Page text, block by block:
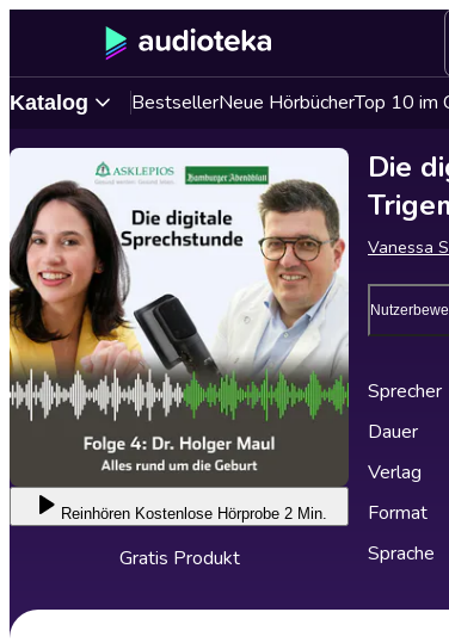
Katalog BestsellerNeue HörbücherTop 10 im
Reinhören Kostenlose Hörprobe 2 Min.
Gratis Produkt
Die
Vanessa
Sprecher
Dauer
Verlag
Format
Sprache